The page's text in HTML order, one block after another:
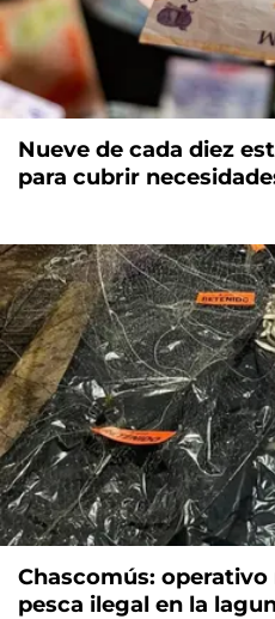
Nueve de cada diez
para cubrir
Chascomús:
pesca ilegal en la